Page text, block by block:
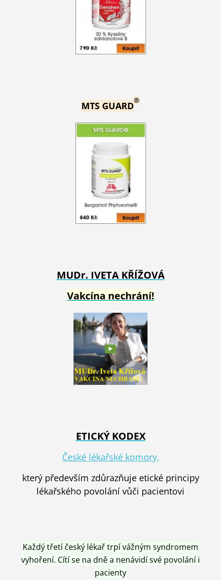
MTS GUARD®
MUDr. IVETA KŘÍŽOVÁ
Vakcína nechrání!
ETICKÝ KODEX
České lékařské komory,
který především zdůrazňuje etické principy
lékařského povolání vůči pacientovi
Každý třetí český lékař trpí vážným syndromem
vyhoření. Cítí se na dně a nenávidí své povolání i
pacienty